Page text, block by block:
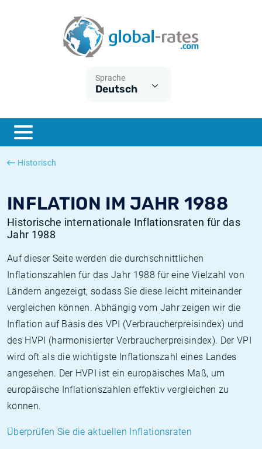
Sprache
Deutsch
Historisch
INFLATION IM JAHR 1988
Historische internationale Inflationsraten für das
Jahr 1988
Auf dieser Seite werden die durchschnittlichen
Inflationszahlen für das Jahr 1988 für eine Vielzahl von
Ländern angezeigt, sodass Sie diese leicht miteinander
vergleichen können. Abhängig vom Jahr zeigen wir die
Inflation auf Basis des VPI (Verbraucherpreisindex) und
des HVPI (harmonisierter Verbraucherpreisindex). Der VPI
wird oft als die wichtigste Inflationszahl eines Landes
angesehen. Der HVPI ist ein europäisches Maß, um
europäische Inflationszahlen effektiv vergleichen zu
können.
Überprüfen Sie die aktuellen Inflationsraten
ESTER
SONIA
Was ist die VPI-Inflation?
Was ist die HVPI-Inflation?
Deutsche inflation
Europäische inflation
Historische Euribor-Sätze
Historische ESTER-Sätze
Historische SOFR-Sätze
Historische SONIA-Sätze
Inflationsrechner